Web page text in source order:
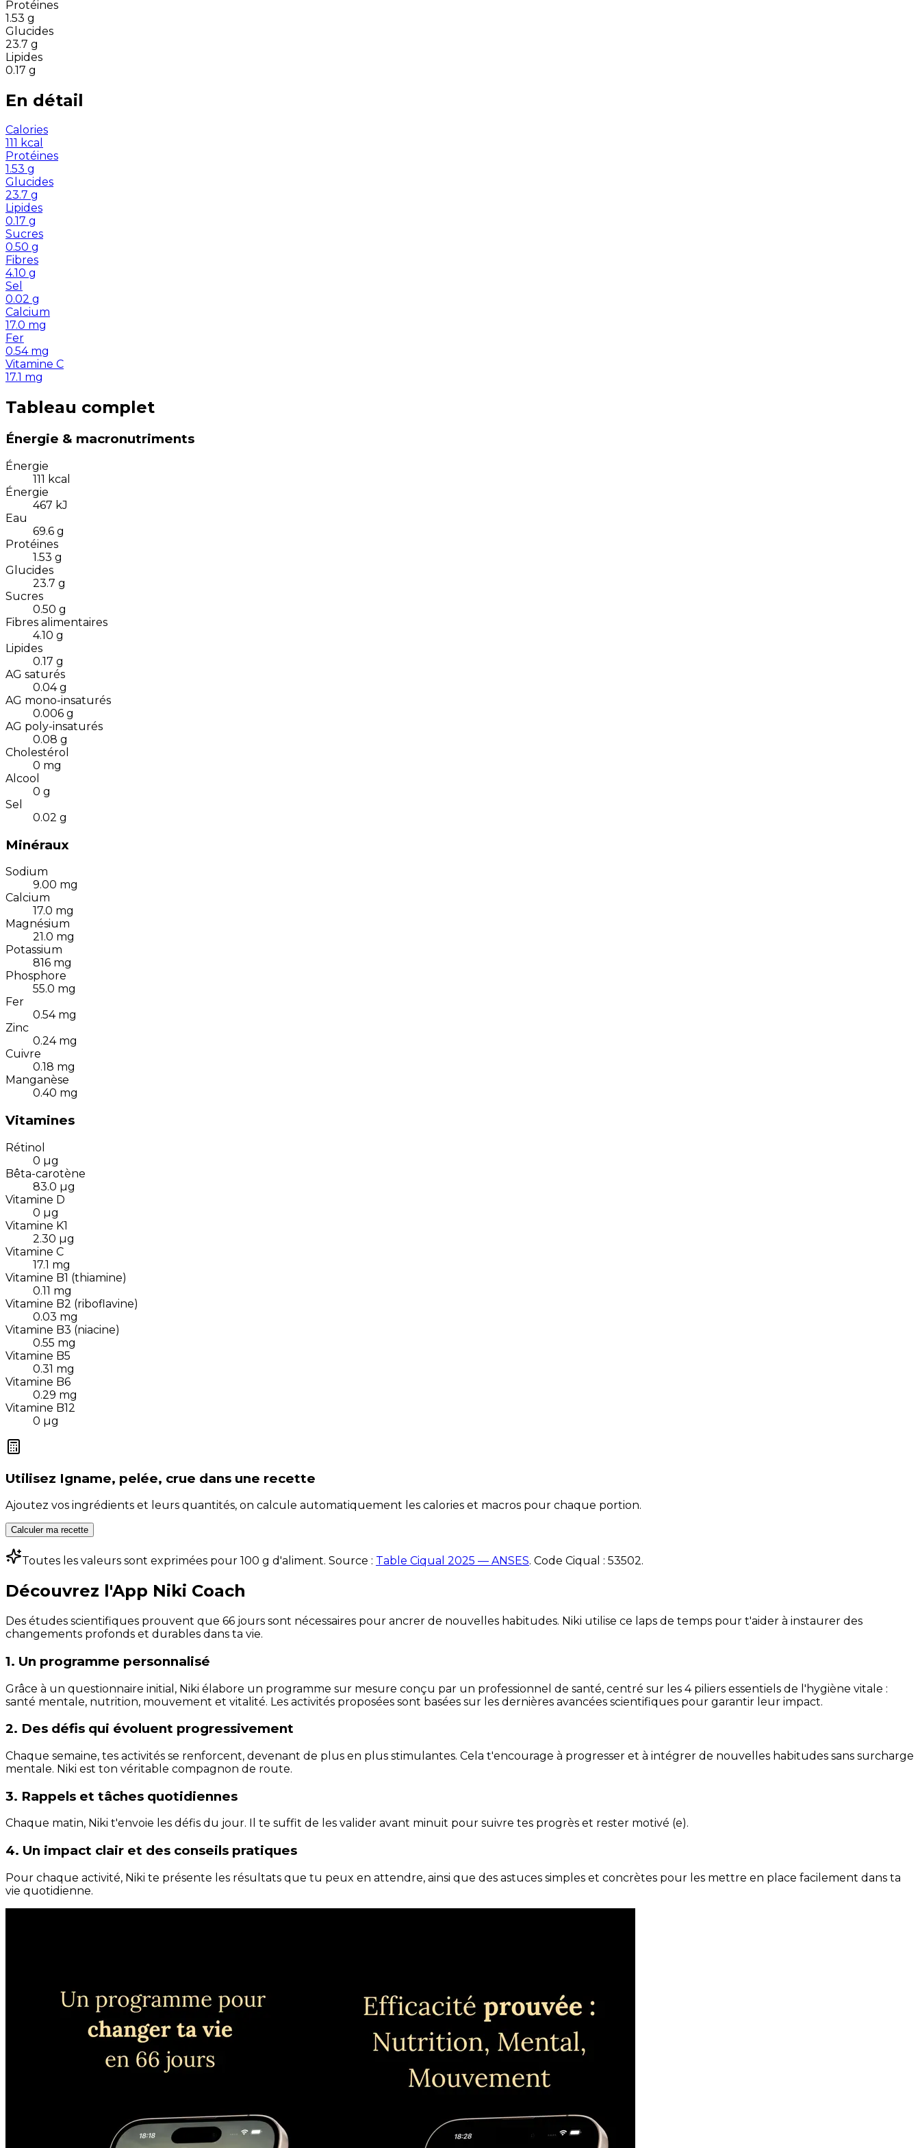
Protéines
1.53 g
Glucides
23.7 g
Lipides
0.17 g
En détail
Calories
111 kcal
Protéines
1.53 g
Glucides
23.7 g
Lipides
0.17 g
Sucres
0.50 g
Fibres
4.10 g
Sel
0.02 g
Calcium
17.0 mg
Fer
0.54 mg
Vitamine C
17.1 mg
Tableau complet
Énergie & macronutriments
Énergie
111 kcal
Énergie
467 kJ
Eau
69.6 g
Protéines
1.53 g
Glucides
23.7 g
Sucres
0.50 g
Fibres alimentaires
4.10 g
Lipides
0.17 g
AG saturés
0.04 g
AG mono-insaturés
0.006 g
AG poly-insaturés
0.08 g
Cholestérol
0 mg
Alcool
0 g
Sel
0.02 g
Minéraux
Sodium
9.00 mg
Calcium
17.0 mg
Magnésium
21.0 mg
Potassium
816 mg
Phosphore
55.0 mg
Fer
0.54 mg
Zinc
0.24 mg
Cuivre
0.18 mg
Manganèse
0.40 mg
Vitamines
Rétinol
0 µg
Bêta-carotène
83.0 µg
Vitamine D
0 µg
Vitamine K1
2.30 µg
Vitamine C
17.1 mg
Vitamine B1 (thiamine)
0.11 mg
Vitamine B2 (riboflavine)
0.03 mg
Vitamine B3 (niacine)
0.55 mg
Vitamine B5
0.31 mg
Vitamine B6
0.29 mg
Vitamine B12
0 µg
Utilisez Igname, pelée, crue dans une recette
Ajoutez vos ingrédients et leurs quantités, on calcule automatiquement les calories et macros pour chaque portion.
Calculer ma recette
Toutes les valeurs sont exprimées pour 100 g d'aliment. Source : Table Ciqual 2025 — ANSES. Code Ciqual : 53502.
Découvrez l'App Niki Coach
Des études scientifiques prouvent que 66 jours sont nécessaires pour ancrer de nouvelles habitudes. Niki utilise ce laps de temps pour t'aider à instaurer des
changements profonds et durables dans ta vie.
1. Un programme personnalisé
Grâce à un questionnaire initial, Niki élabore un programme sur mesure conçu par un professionnel de santé, centré sur les 4 piliers essentiels de l'hygiène vitale :
santé mentale, nutrition, mouvement et vitalité. Les activités proposées sont basées sur les dernières avancées scientifiques pour garantir leur impact.
2. Des défis qui évoluent progressivement
Chaque semaine, tes activités se renforcent, devenant de plus en plus stimulantes. Cela t'encourage à progresser et à intégrer de nouvelles habitudes sans surcharge
mentale. Niki est ton véritable compagnon de route.
3. Rappels et tâches quotidiennes
Chaque matin, Niki t'envoie les défis du jour. Il te suffit de les valider avant minuit pour suivre tes progrès et rester motivé (e).
4. Un impact clair et des conseils pratiques
Pour chaque activité, Niki te présente les résultats que tu peux en attendre, ainsi que des astuces simples et concrètes pour les mettre en place facilement dans ta
vie quotidienne.